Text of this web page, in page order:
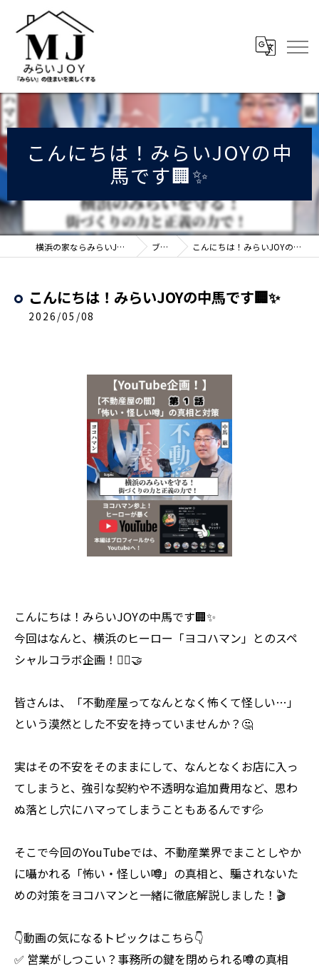
こんにちは！みらいJOYの中
馬です🏢✨
横浜の家ならみらいJOY株式会社 ブログ こんにちは！みらいJOYの中馬です🏢✨
こんにちは！みらいJOYの中馬です🏢✨
2026/05/08
こんにちは！みらいJOYの中馬です🏢✨
今回はなんと、横浜のヒーロー「ヨコハマン」とのスペ
シャルコラボ企画！🦸‍♂️🤝
皆さんは、「不動産屋ってなんとなく怖くて怪しい…」
という漠然とした不安を持っていませんか？🤔
実はその不安をそのままにして、なんとなくお店に入っ
てしまうと、強引な契約や不透明な追加費用など、思わ
ぬ落とし穴にハマってしまうこともあるんです💦
そこで今回のYouTubeでは、不動産業界でまことしやか
に囁かれる「怖い・怪しい噂」の真相と、騙されないた
めの対策をヨコハマンと一緒に徹底解説しました！🎬
👇動画の気になるトピックはこちら👇
✅ 営業がしつこい？事務所の鍵を閉められる噂の真相